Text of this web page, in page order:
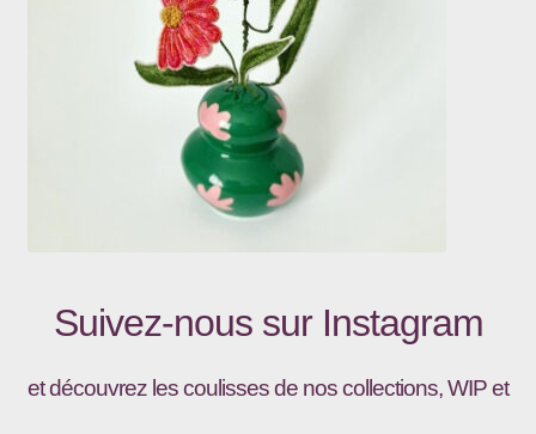
Suivez-nous sur Instagram
et découvrez les coulisses de nos collections, WIP et